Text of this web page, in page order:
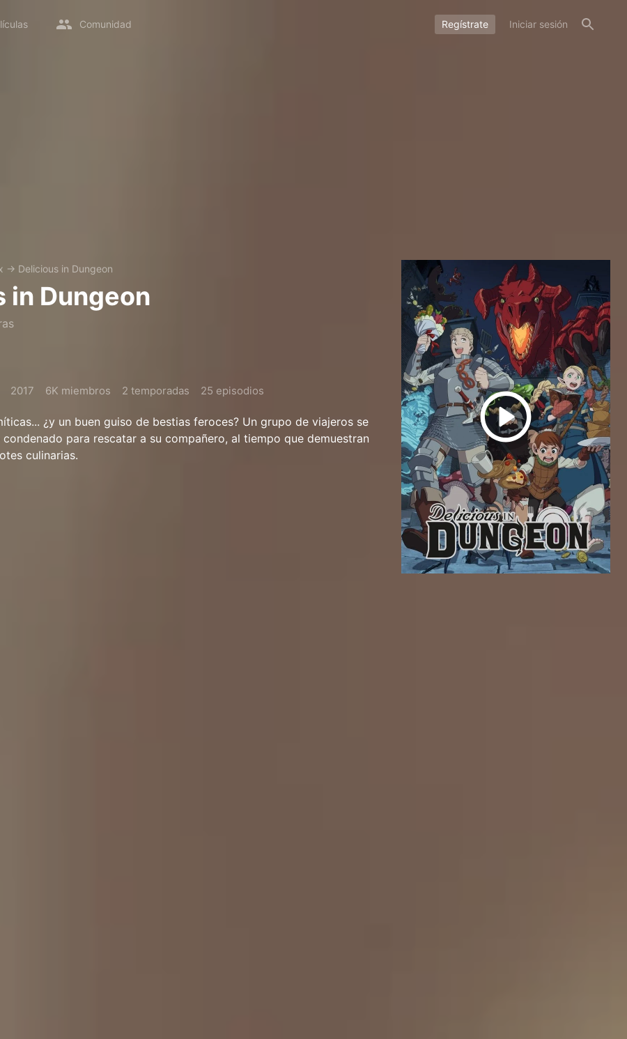
Comunidad Regístrate Iniciar sesión
→ Delicious in Dungeon
in Dungeon
2017 6K miembros 2 temporadas 25 episodios
¿y un buen guiso de bestias feroces? Un grupo de viajeros se
condenado para rescatar a su compañero, al tiempo que demuestran
culinarias.